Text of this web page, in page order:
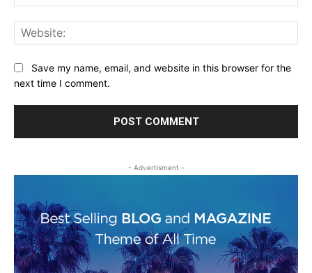
Save my name, email, and website in this browser for the
next time I comment.
- Advertisment -